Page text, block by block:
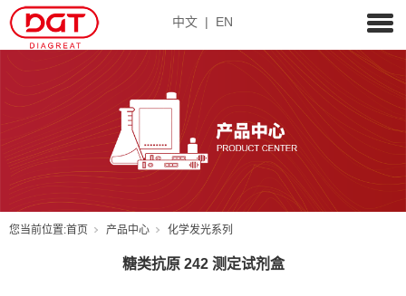
中文 | EN
您当前位置:首页 产品中心 化学发光系列
糖类抗原 242 测定试剂盒